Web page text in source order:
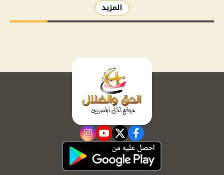
المزيد
facebook
twitter
youtube
instagram